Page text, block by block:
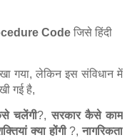
Code जिसे हिंदी
गया, लेकिन इस संविधान में
गई है,
चलेंगी?,सरकार कैसे काम
क्या होंगी ?,नागरिकता